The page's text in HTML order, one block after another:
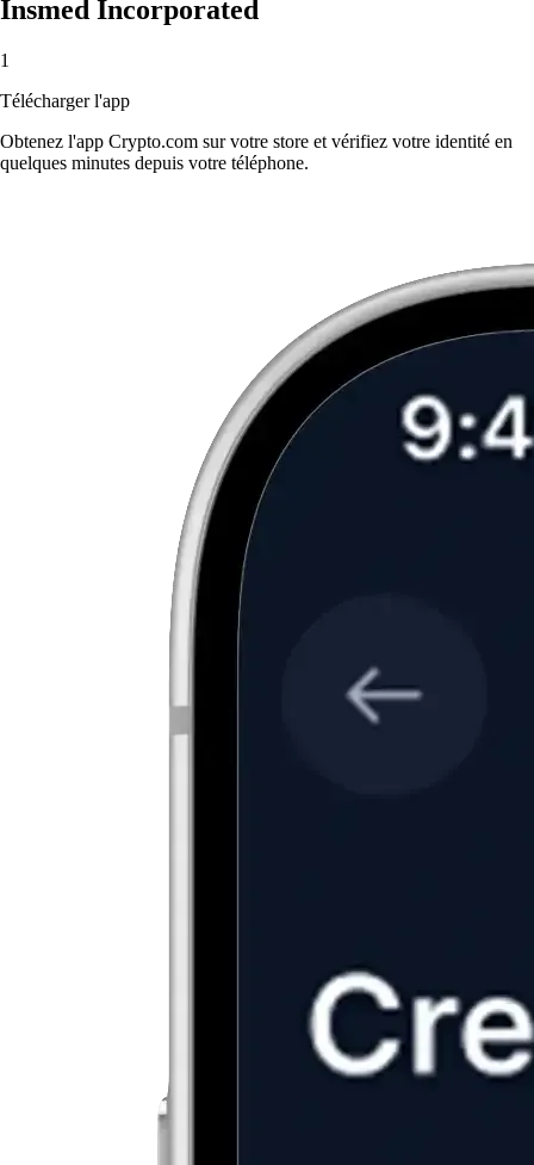
Insmed Incorporated
1
Télécharger l'app
Obtenez l'app Crypto.com sur votre store et vérifiez votre identité en
quelques minutes depuis votre téléphone.